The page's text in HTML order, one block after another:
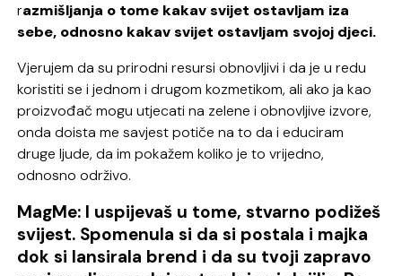
razmišljanja o tome kakav svijet ostavljam iza
sebe, odnosno kakav svijet ostavljam svojoj djeci.
Vjerujem da su prirodni resursi obnovljivi i da je u redu
koristiti se i jednom i drugom kozmetikom, ali ako ja kao
proizvođač mogu utjecati na zelene i obnovljive izvore,
onda doista me savjest potiče na to da i educiram
druge ljude, da im pokažem koliko je to vrijedno,
odnosno održivo.
MagMe: I uspijevaš u tome, stvarno podižeš
svijest. Spomenula si da si postala i majka
dok si lansirala brend i da su tvoji zapravo